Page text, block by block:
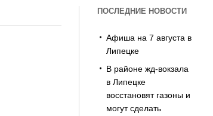
ПОСЛЕДНИЕ НОВОСТИ
Афиша на 7 августа в
Липецке
В районе жд-вокзала
в Липецке
восстановят газоны и
могут сделать